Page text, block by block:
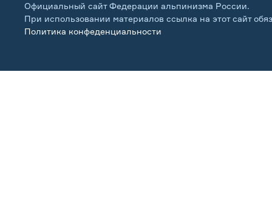
Официальный сайт Федерации альпинизма России.
При использовании материалов ссылка на этот сайт
Политика конфеденциальности